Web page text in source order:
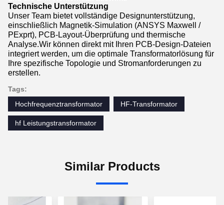
Technische Unterstützung
Unser Team bietet vollständige Designunterstützung,
einschließlich Magnetik-Simulation (ANSYS Maxwell /
PExprt), PCB-Layout-Überprüfung und thermische
Analyse.Wir können direkt mit Ihren PCB-Design-Dateien
integriert werden, um die optimale Transformatorlösung für
Ihre spezifische Topologie und Stromanforderungen zu
erstellen.
Tags:
Hochfrequenztransformator
HF-Transformator
hf Leistungstransformator
Similar Products